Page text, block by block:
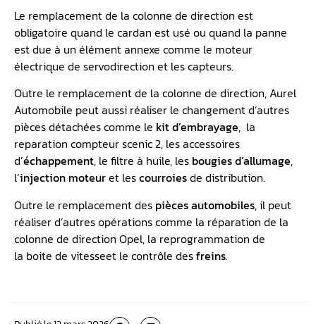
Le remplacement de la colonne de direction est
obligatoire quand le cardan est usé ou quand la panne
est due à un élément annexe comme le moteur
électrique de servodirection et les capteurs.
Outre le remplacement de la colonne de direction, Aurel
Automobile peut aussi réaliser le changement d’autres
pièces détachées comme le kit d’embrayage, la
reparation compteur scenic 2, les accessoires
d’échappement, le filtre à huile, les bougies d’allumage,
l’injection moteuret lescourroiesde distribution.
Outre le remplacement des pièces automobiles, il peut
réaliser d’autres opérations comme la réparation de la
colonne de direction Opel, la reprogrammation de
la boite de vitesseet le contrôle desfreins.